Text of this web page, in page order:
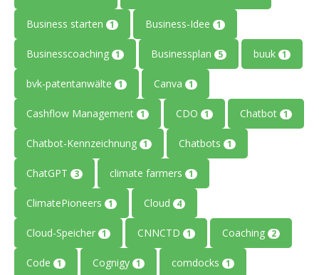
Business starten 1 Business-Idee 1
Businesscoaching 1 Businessplan 5 buuk 1
bvk-patentanwälte 1 Canva 1
Cashflow Management 1 CDO 1 Chatbot 1
Chatbot-Kennzeichnung 1 Chatbots 1
ChatGPT 3 climate farmers 1
ClimatePioneers 1 Cloud 4
Cloud-Speicher 1 CNNCTD 1 Coaching 2
Code 1 Cognigy 1 comdocks 1